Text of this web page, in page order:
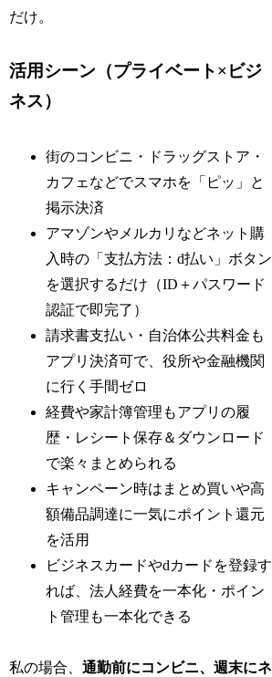
だけ。
活用シーン（プライベート×ビジ
ネス）
街のコンビニ・ドラッグストア・
カフェなどでスマホを「ピッ」と
掲示決済
アマゾンやメルカリなどネット購
入時の「支払方法：d払い」ボタン
を選択するだけ（ID＋パスワード
認証で即完了）
請求書支払い・自治体公共料金も
アプリ決済可で、役所や金融機関
に行く手間ゼロ
経費や家計簿管理もアプリの履
歴・レシート保存＆ダウンロード
で楽々まとめられる
キャンペーン時はまとめ買いや高
額備品調達に一気にポイント還元
を活用
ビジネスカードやdカードを登録す
れば、法人経費を一本化・ポイン
ト管理も一本化できる
私の場合、通勤前にコンビニ、週末にネ